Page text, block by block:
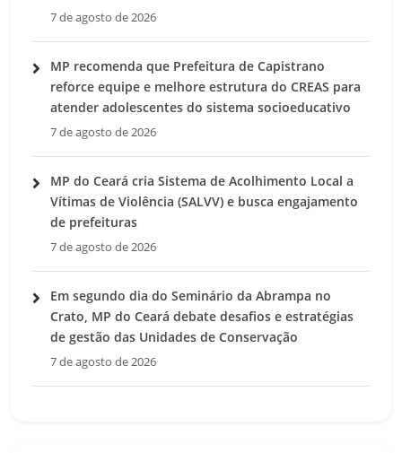
7 de agosto de 2026
MP recomenda que Prefeitura de Capistrano
reforce equipe e melhore estrutura do CREAS para
atender adolescentes do sistema socioeducativo
7 de agosto de 2026
MP do Ceará cria Sistema de Acolhimento Local a
Vítimas de Violência (SALVV) e busca engajamento
de prefeituras
7 de agosto de 2026
Em segundo dia do Seminário da Abrampa no
Crato, MP do Ceará debate desafios e estratégias
de gestão das Unidades de Conservação
7 de agosto de 2026